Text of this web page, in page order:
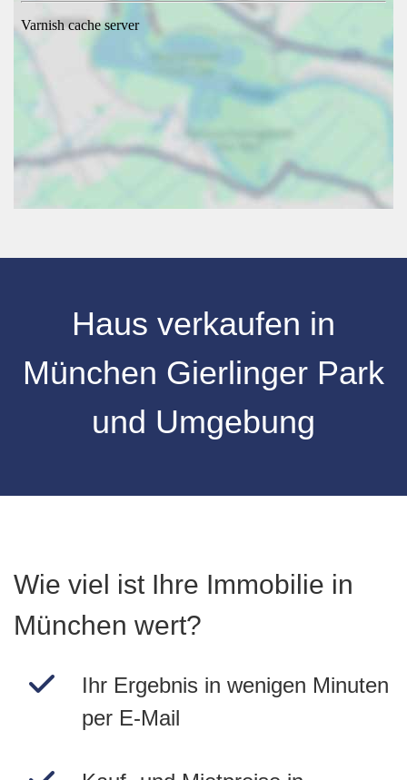
Haus verkaufen in
München Gierlinger Park
und Umgebung
Wie viel ist Ihre Immobilie in
München wert?
Ihr Ergebnis in wenigen Minuten
per E-Mail